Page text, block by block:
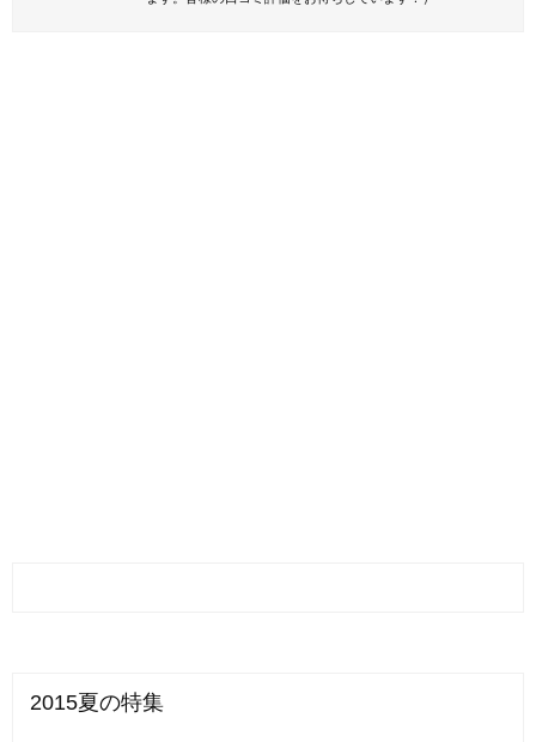
2015夏の特集